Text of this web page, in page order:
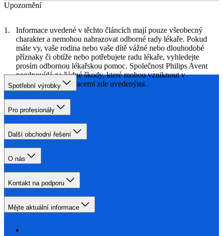
Upozornění
Informace uvedené v těchto článcích mají pouze všeobecný
charakter a nemohou nahrazovat odborné rady lékaře. Pokud
máte vy, vaše rodina nebo vaše dítě vážné nebo dlouhodobé
příznaky či obtíže nebo potřebujete radu lékaře, vyhledejte
prosím odbornou lékařskou pomoc. Společnost Philips Avent
neodpovídá za žádné škody, které mohou vzniknout v
souvislosti s informacemi zde uvedenými.
Spotřební výrobky
Pro profesionály
Další obchodní řešení
O nás
Kontakt na podporu
Mějte aktuální informace